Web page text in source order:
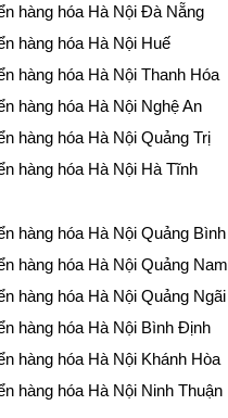
hàng hóa Hà Nội Đà Nẵng
hàng hóa Hà Nội Huế
hàng hóa Hà Nội Thanh Hóa
hàng hóa Hà Nội Nghệ An
hàng hóa Hà Nội Quảng Trị
hàng hóa Hà Nội Hà Tĩnh
hàng hóa Hà Nội Quảng Bình
hàng hóa Hà Nội Quảng Nam
hàng hóa Hà Nội Quảng Ngãi
hàng hóa Hà Nội Bình Định
hàng hóa Hà Nội Khánh Hòa
hàng hóa Hà Nội Ninh Thuận